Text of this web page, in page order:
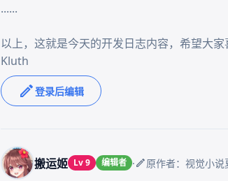
......
以上，这就是今天的开发日志内容，希望大家
登录后编辑
搬运姬 Lv 9 编辑者 · 原作者：视觉小说